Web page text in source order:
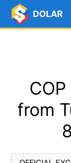
DOLAR
from